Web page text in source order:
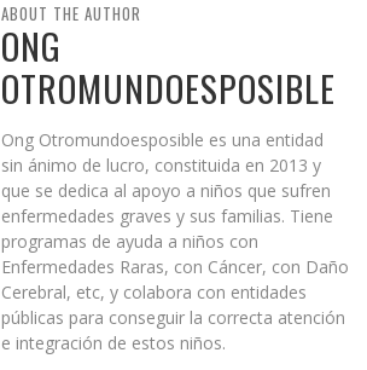
ABOUT THE AUTHOR
ONG
OTROMUNDOESPOSIBLE
Ong Otromundoesposible es una entidad
sin ánimo de lucro, constituida en 2013 y
que se dedica al apoyo a niños que sufren
enfermedades graves y sus familias. Tiene
programas de ayuda a niños con
Enfermedades Raras, con Cáncer, con Daño
Cerebral, etc, y colabora con entidades
públicas para conseguir la correcta atención
e integración de estos niños.